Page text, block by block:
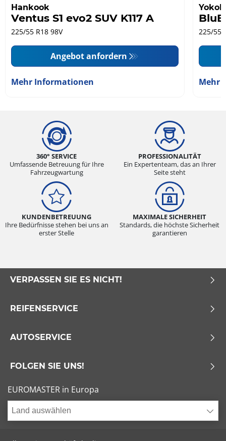
Hankook
Ventus S1 evo2 SUV K117 A
225/55 R18 98V
Angebot anfordern
Mehr Informationen
225/55
Mehr
360° SERVICE
Umfassende Betreuung für Ihre
Fahrzeugwartung
PROFESSIONALITÄT
Ein Expertenteam, das an Ihrer
Seite steht
KUNDENBETREUUNG
Ihre Bedürfnisse stehen bei uns an
erster Stelle
MAXIMALE SICHERHEIT
Standards, die höchste Sicherheit
garantieren
VERPASSEN SIE ES NICHT!
REIFENSERVICE
AUTOSERVICE
FOLGEN SIE UNS!
EUROMASTER in Europa
Land auswählen